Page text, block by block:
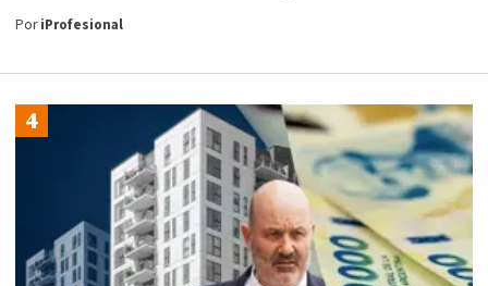
PoriProfesional